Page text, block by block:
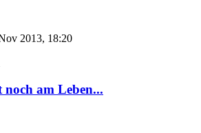
2013, 18:20
noch am Leben...